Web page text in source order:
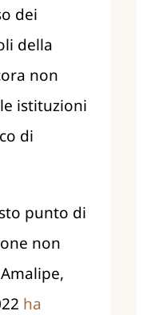
dei
della
non
istituzioni
di
punto di
non
ha